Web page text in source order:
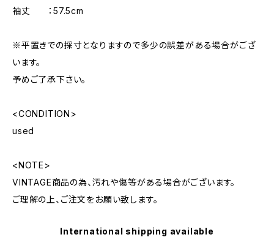
袖丈 ：57.5cm
※平置きでの採寸となりますので多少の誤差がある場合がござ
います。
予めご了承下さい。
<CONDITION>
used
<NOTE>
VINTAGE商品の為、汚れや傷等がある場合がございます。
ご理解の上、ご注文をお願い致します。
International shipping available